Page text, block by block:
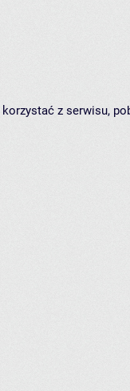
z serwisu,